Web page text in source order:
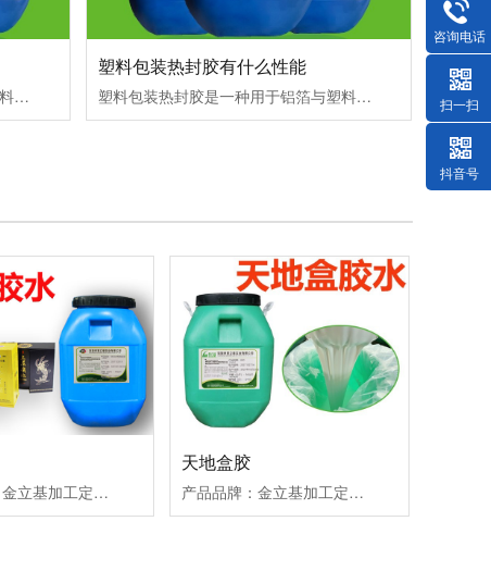
塑料包装热封胶是一种用于铝箔与塑料容器（如杯、盖、包装等）封口的专用胶粘剂，塑料包装热封胶核心功能是通过热熔或热压工艺实现铝箔与基材的紧密粘合，确保包装的密封性和阻隔性能。以下是关于塑料包装热封胶的详细解析：塑料包装热封胶应用场景与案例
塑料包装热封胶有什么性能
塑料包装热封胶是一种用于铝箔与塑料容器（如杯、盖、包装等）封口的专用胶粘剂，塑料包装热封胶核心功能是通过热熔或热压工艺实现铝箔与基材的紧密粘合，确保包装的密封性和阻隔性能。以下是关于塑料包装热封胶的详细解析：塑料包装热封胶核心性能指标
产品品牌：金立基加工定制：ODM/OEM产品材质：丙烯酸聚合物产品颜色：微黄产品包装：20/50KG桶装定制数量：500KG起
天地盒胶
产品品牌：金立基加工定制：ODM/OEM产品材质：丙烯酸酯聚合物产品颜色：微黄产品包装：20/50KG桶装定制数量：500KG起
咨询电话
扫一扫
抖音号